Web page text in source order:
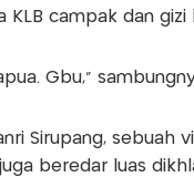
KLB campak dan
Gbu,"
Sirupang,
beredar luas